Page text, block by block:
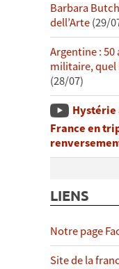
Barbara
dell’Arte(29/
Argentine : 50
militaire, quel
(28/07)
Hystérie
France en
LIENS
Notre page
Site de la